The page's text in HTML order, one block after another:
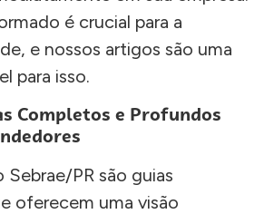
é crucial para a
e nossos artigos são uma
para isso.
Completos e Profundos
Sebrae/PR são guias
oferecem uma visão